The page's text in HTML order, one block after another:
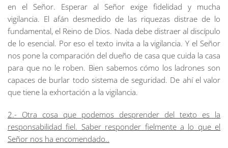
en el Señor. Esperar al Señor exige fidelidad y mucha
vigilancia. El afán desmedido de las riquezas distrae de lo
fundamental, el Reino de Dios. Nada debe distraer al discípulo
de lo esencial. Por eso el texto invita a la vigilancia. Y el Señor
nos pone la comparación del dueño de casa que cuida la casa
para que no le roben. Bien sabemos cómo los ladrones son
capaces de burlar todo sistema de seguridad. De ahí el valor
que tiene la exhortación a la vigilancia.
2.- Otra cosa que podemos desprender del texto es la
responsabilidad fiel. Saber responder fielmente a lo que el
Señor nos ha encomendado..